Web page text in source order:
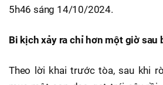
5h46 sáng 14/10/2024.
Bi kịch xảy ra chỉ hơn một giờ sau
Theo lời khai trước tòa, sau khi